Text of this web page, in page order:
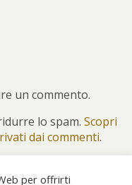
un commento.
lo spam. Scopri
dai commenti.
per offrirti